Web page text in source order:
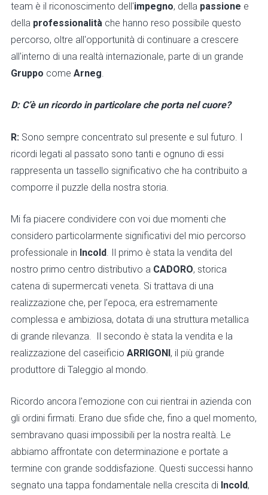
team è il riconoscimento dell'impegno, della passione e
della professionalità che hanno reso possibile questo
percorso, oltre all'opportunità di continuare a crescere
all'interno di una realtà internazionale, parte di un grande
Gruppo come Arneg.
D: C’è un ricordo in particolare che porta nel cuore?
R: Sono sempre concentrato sul presente e sul futuro. I
ricordi legati al passato sono tanti e ognuno di essi
rappresenta un tassello significativo che ha contribuito a
comporre il puzzle della nostra storia.
Mi fa piacere condividere con voi due momenti che
considero particolarmente significativi del mio percorso
professionale in Incold . Il primo è stata la vendita del
nostro primo centro distributivo a CADORO, storica
catena di supermercati veneta. Si trattava di una
realizzazione che, per l’epoca, era estremamente
complessa e ambiziosa, dotata di una struttura metallica
di grande rilevanza. Il secondo è stata la vendita e la
realizzazione del caseificio ARRIGONI, il più grande
produttore di Taleggio al mondo.
Ricordo ancora l'emozione con cui rientrai in azienda con
gli ordini firmati. Erano due sfide che, fino a quel momento,
sembravano quasi impossibili per la nostra realtà. Le
abbiamo affrontate con determinazione e portate a
termine con grande soddisfazione. Questi successi hanno
segnato una tappa fondamentale nella crescita di Incold,